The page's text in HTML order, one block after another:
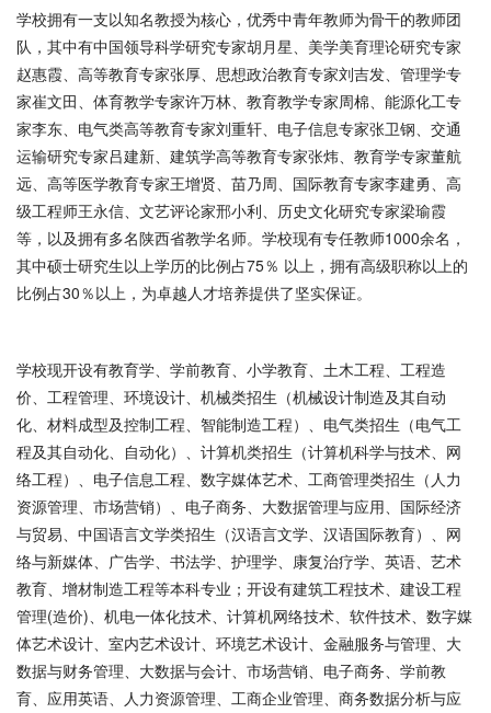
学校拥有一支以知名教授为核心，优秀中青年教师为骨干的教师团
队，其中有中国领导科学研究专家胡月星、美学美育理论研究专家
赵惠霞、高等教育专家张厚、思想政治教育专家刘吉发、管理学专
家崔文田、体育教学专家许万林、教育教学专家周棉、能源化工专
家李东、电气类高等教育专家刘重轩、电子信息专家张卫钢、交通
运输研究专家吕建新、建筑学高等教育专家张炜、教育学专家董航
远、高等医学教育专家王增贤、苗乃周、国际教育专家李建勇、高
级工程师王永信、文艺评论家邢小利、历史文化研究专家梁瑜霞
等，以及拥有多名陕西省教学名师。学校现有专任教师1000余名，
其中硕士研究生以上学历的比例占75％ 以上，拥有高级职称以上的
比例占30％以上，为卓越人才培养提供了坚实保证。
学校现开设有教育学、学前教育、小学教育、土木工程、工程造
价、工程管理、环境设计、机械类招生（机械设计制造及其自动
化、材料成型及控制工程、智能制造工程）、电气类招生（电气工
程及其自动化、自动化）、计算机类招生（计算机科学与技术、网
络工程）、电子信息工程、数字媒体艺术、工商管理类招生（人力
资源管理、市场营销）、电子商务、大数据管理与应用、国际经济
与贸易、中国语言文学类招生（汉语言文学、汉语国际教育）、网
络与新媒体、广告学、书法学、护理学、康复治疗学、英语、艺术
教育、增材制造工程等本科专业；开设有建筑工程技术、建设工程
管理(造价)、机电一体化技术、计算机网络技术、软件技术、数字媒
体艺术设计、室内艺术设计、环境艺术设计、金融服务与管理、大
数据与财务管理、大数据与会计、市场营销、电子商务、学前教
育、应用英语、人力资源管理、工商企业管理、商务数据分析与应